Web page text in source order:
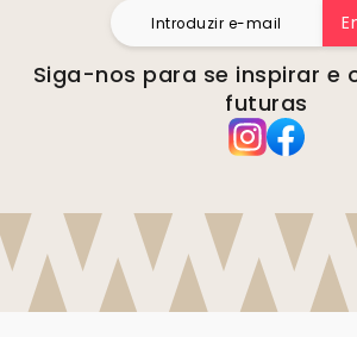
Siga-nos para se inspirar e
futuras